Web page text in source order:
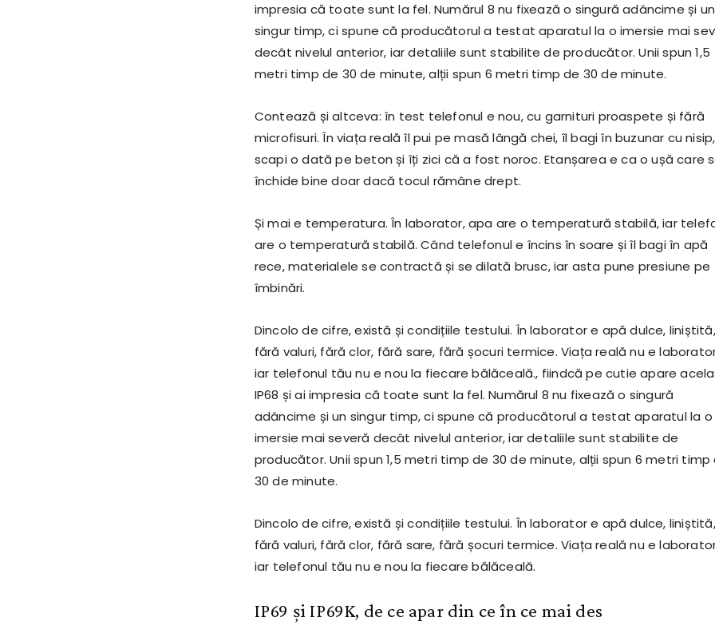
impresia că toate sunt la fel. Numărul 8 nu fixează o singură adâncime și un
singur timp, ci spune că producătorul a testat aparatul la o imersie mai
decât nivelul anterior, iar detaliile sunt stabilite de producător. Unii spun 1,5
metri timp de 30 de minute, alții spun 6 metri timp de 30 de minute.
Contează și altceva: în test telefonul e nou, cu garnituri proaspete și fără
microfisuri. În viața reală îl pui pe masă lângă chei, îl bagi în buzunar cu
scapi o dată pe beton și îți zici că a fost noroc. Etanșarea e ca o ușă care
închide bine doar dacă tocul rămâne drept.
Și mai e temperatura. În laborator, apa are o temperatură stabilă, iar
are o temperatură stabilă. Când telefonul e încins în soare și îl bagi în apă
rece, materialele se contractă și se dilată brusc, iar asta pune presiune pe
îmbinări.
Dincolo de cifre, există și condițiile testului. În laborator e apă dulce, liniștită,
fără valuri, fără clor, fără sare, fără șocuri termice. Viața reală nu e
iar telefonul tău nu e nou la fiecare bălăceală., fiindcă pe cutie apare
IP68 și ai impresia că toate sunt la fel. Numărul 8 nu fixează o singură
adâncime și un singur timp, ci spune că producătorul a testat aparatul la o
imersie mai severă decât nivelul anterior, iar detaliile sunt stabilite de
producător. Unii spun 1,5 metri timp de 30 de minute, alții spun 6 metri timp
30 de minute.
Dincolo de cifre, există și condițiile testului. În laborator e apă dulce, liniștită,
fără valuri, fără clor, fără sare, fără șocuri termice. Viața reală nu e
iar telefonul tău nu e nou la fiecare bălăceală.
IP69 și IP69K, de ce apar din ce în ce mai des